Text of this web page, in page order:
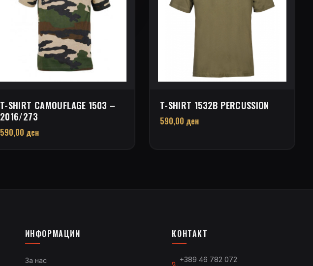
T-SHIRT CAMOUFLAGE 1503 –
2016/273
590,00 ден
T-SHIRT 1532B PERCUSSION
590,00 ден
ИНФОРМАЦИИ
За нас
КОНТАКТ
+389 46 782 072